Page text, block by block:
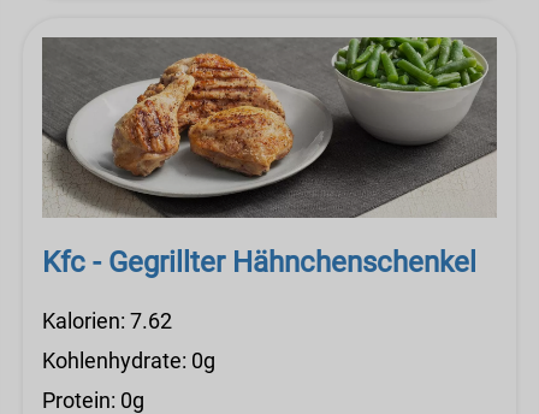
Kfc - Gegrillter Hähnchenschenkel
Kalorien: 7.62
Kohlenhydrate: 0g
Protein: 0g